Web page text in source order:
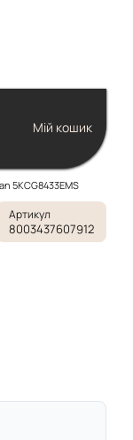
Мій кошик
5KCG8433EMS
Артикул
8003437607912